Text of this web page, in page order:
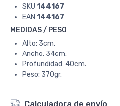
SKU 144167
EAN 144167
MEDIDAS / PESO
Alto: 3cm.
Ancho: 34cm.
Profundidad: 40cm.
Peso: 370gr.
Calculadora de envío